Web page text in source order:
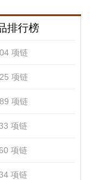
排行榜
项链
项链
项链
项链
项链
项链